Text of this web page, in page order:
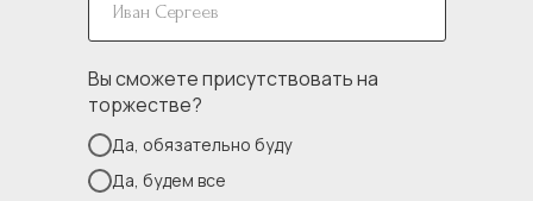
Вы сможете присутствовать на
торжестве?
Да, обязательно буду
Да, будем все